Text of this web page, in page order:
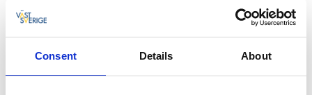
Consent Details About
Med över en miljard streams, en global fanbase och
den dubbelplatina-certifierade hitlåten “Six Feet
starkaste moderna rockexporter.